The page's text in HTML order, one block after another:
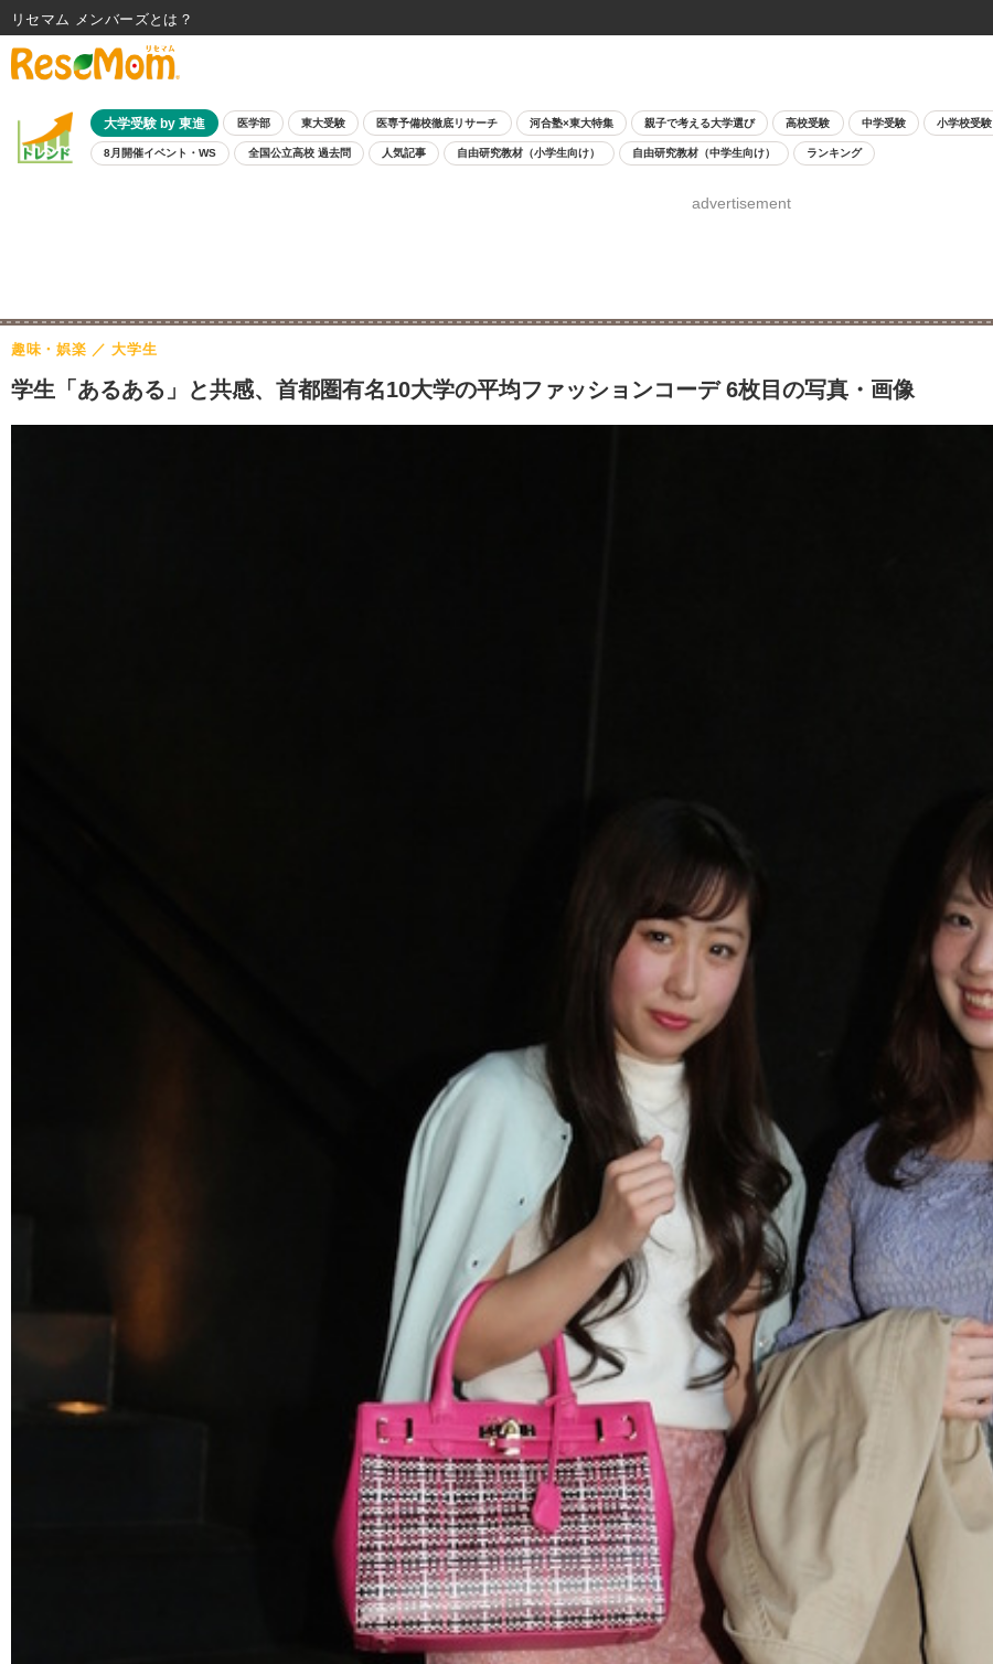
大学受験 by 東進 医学部 東大受験 医専予備校徹底リサーチ 河合塾×東大特集 親子で考える大学選び 高校受験 中学受験 小学校受験
8月開催イベント・WS 全国公立高校 過去問 人気記事 自由研究教材（小学生向け） 自由研究教材（中学生向け） ランキング
advertisement
学生「あるある」と共感、首都圏有名10大学の平均ファッションコーデ 6枚目の写真・画像
趣味・娯楽 大学生
リセマム メンバーズ